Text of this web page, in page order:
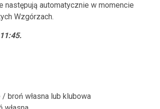
następują automatycznie w momencie
Wzgórzach.
broń własna lub klubowa